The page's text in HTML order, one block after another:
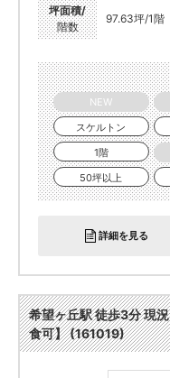
坪面積/
階数
97.63坪/1階
NEW
スケルトン
1階
50坪以上
詳細を見る
希望ヶ丘駅 徒歩3分 現
食可】 (161019)